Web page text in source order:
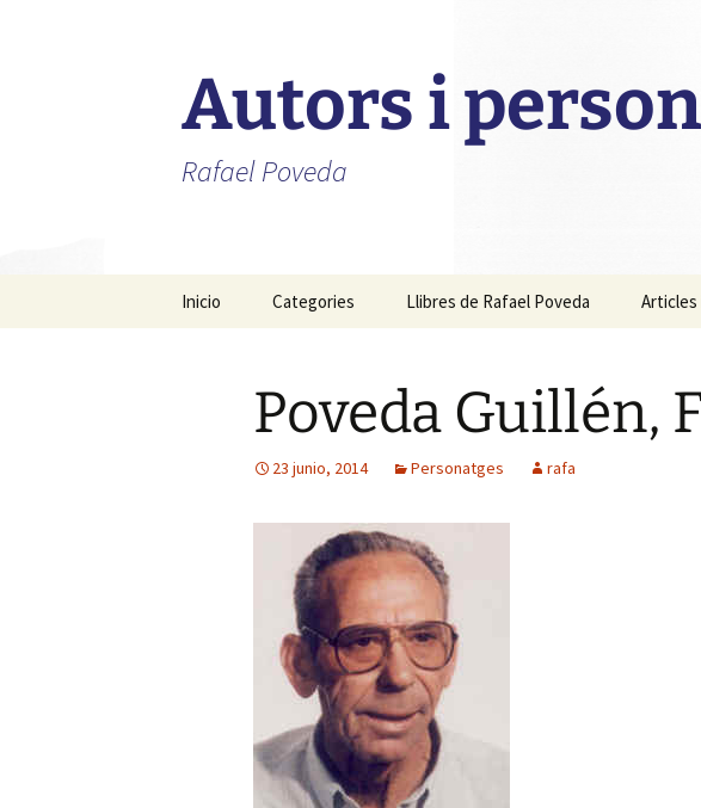
Autors i
Rafael Poveda
Inicio Categories
Alcaldes
Fotògrafs
Presidents del Casino
Rectors
Pintors
Arquitectes
Mathausen.
Llibres de Rafael Poveda Articles
Poveda Guillén,
23 junio, 2014 Personatges rafa